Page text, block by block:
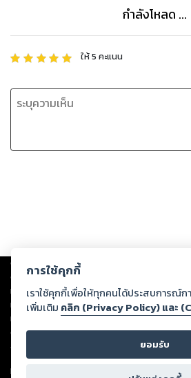
กำลังโหลด ...
ให้5 คะแนน
Copyright © 2026
ต่อผลงานหรือเนื้อหาใดที่อัปโหลดผ่านเว็บไซต์และ
ทรัพย์สินทางปัญญาของบุคคลอื่นหรือขัดต่อกฎหม
ทุกท่านโปรดใช้วิจารณญาณในการกลั่นกรองด้วยต
หนึ่งส่วนใดขัดต่อกฎหมายและศีลธรรม กรุณาแจ้งม
ดำเนินการในทันที ทั้งนี้ ทางสตอรี่ล็อกขอสงวน
ลิขสิทธิ์ พ.ศ. 2537 (ฉบับล่าสุด)
For support: member@ookbee.com
การใช้คุกกี้
เราใช้คุกกี้เพื่อให้ทุกคนได้ประสบการณ์ก
เพิ่มเติม คลิก (Privacy Policy) และ
ยอมรับ